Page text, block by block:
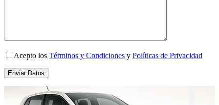
Acepto los Términos y Condiciones y Políticas de Privacidad
Enviar Datos